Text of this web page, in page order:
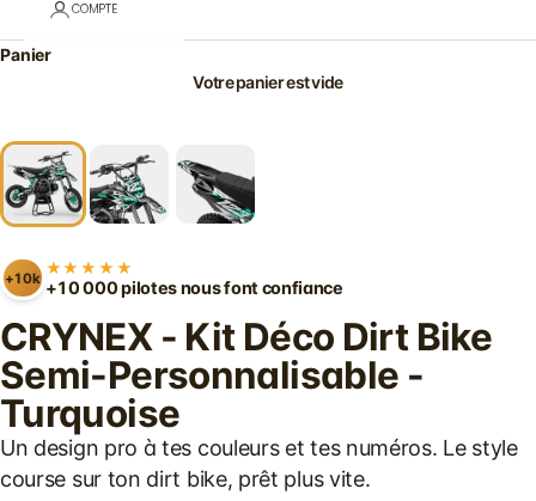
COMPTE
Panier
Votre panier est vide
+10k
★★★★★
+10 000 pilotes nous font confiance
CRYNEX - Kit Déco Dirt Bike
Semi-Personnalisable -
Turquoise
Un design pro à tes couleurs et tes numéros. Le style
course sur ton dirt bike, prêt plus vite.